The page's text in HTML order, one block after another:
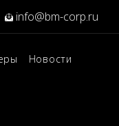
info@bm-corp.ru
Новости